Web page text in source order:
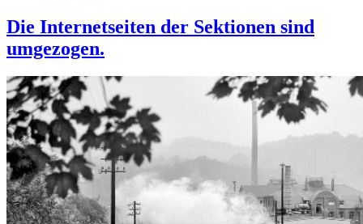
Die Internetseiten der Sektionen sind
umgezogen.